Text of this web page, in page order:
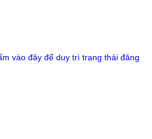
vào đây để duy trì trạng thái đăng